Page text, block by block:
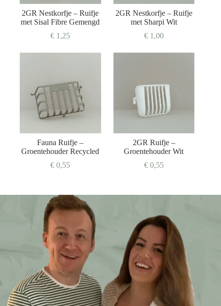
2GR Nestkorfje – Ruifje
met Sisal Fibre Gemengd
€ 1,25
2GR Nestkorfje – Ruifje
met Sharpi Wit
€1,00
Fauna Ruifje –
Groentehouder Recycled
€ 0,55
2GR Ruifje –
Groentehouder Wit
€0,55